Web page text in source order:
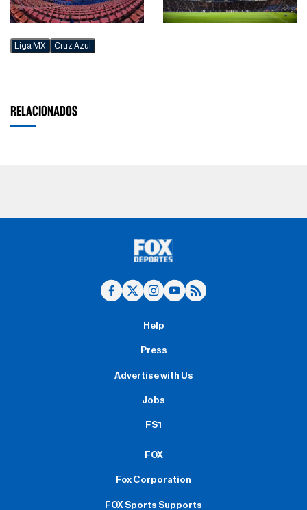
Liga MX Cruz Azul
RELACIONADOS
Help
Press
Advertise with Us
Jobs
FS1
FOX
Fox Corporation
FOX Sports Supports